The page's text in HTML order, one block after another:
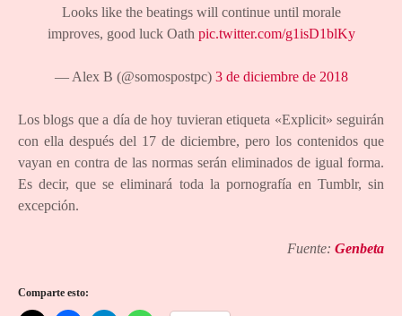
Looks like the beatings will continue until morale
improves, good luck Oath pic.twitter.com/g1isD1blKy
— Alex B (@somospostpc) 3 de diciembre de 2018
Los blogs que a día de hoy tuvieran etiqueta «Explicit» seguirán
con ella después del 17 de diciembre, pero los contenidos que
vayan en contra de las normas serán eliminados de igual forma.
Es decir, que se eliminará toda la pornografía en Tumblr, sin
excepción.
Fuente: Genbeta
Comparte esto: